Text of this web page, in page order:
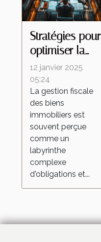
Stratégies pour
optimiser la
fiscalité de vos
biens
immobiliers
12 janvier 2025
05:24
La gestion fiscale
des biens
immobiliers est
souvent perçue
comme un
labyrinthe
complexe
d'obligations et...